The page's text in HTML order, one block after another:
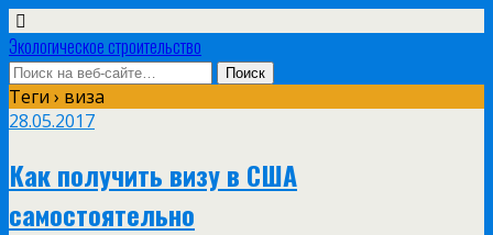
Экологическое строительство
Теги › виза
28.05.2017
Как получить визу в США
самостоятельно